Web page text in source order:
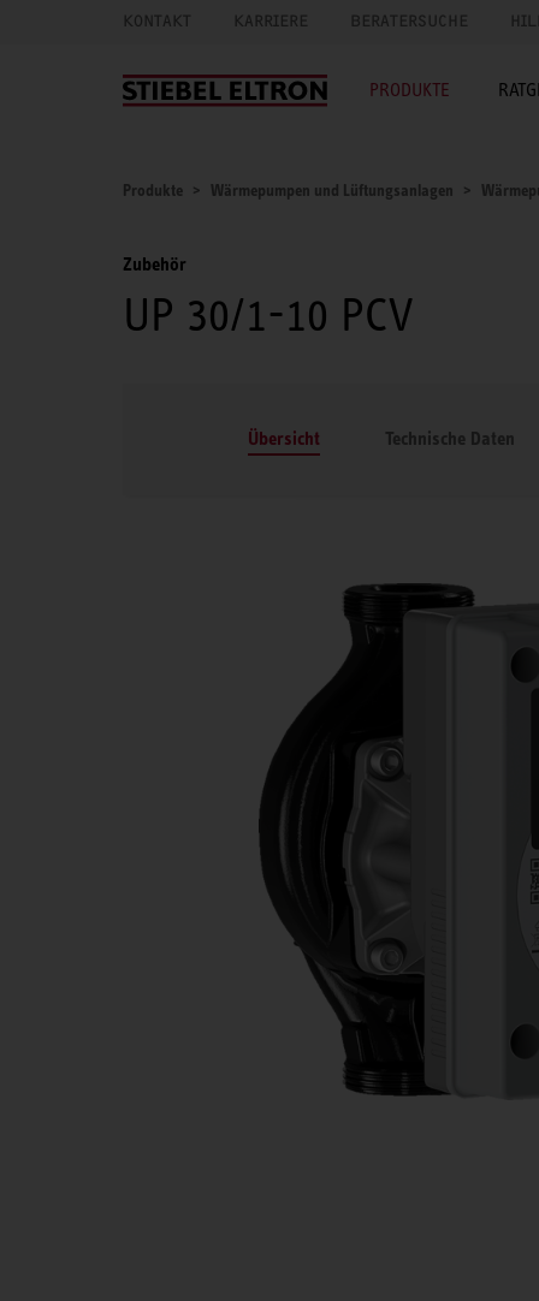
KONTAKT KARRIERE BERATERSUCHE
PRODUKTE
Produkte Wärmepumpen und Lüftungsanlagen
Zubehör
UP 30/1-10 PCV
Übersicht Technische Daten